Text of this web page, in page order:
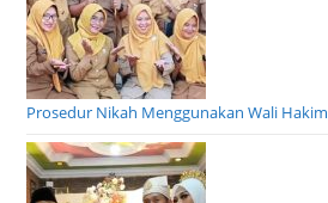
Prosedur Nikah Menggunakan Wali Hakim